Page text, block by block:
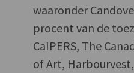
waaronder
procent van de
CaIPERS, The
of Art, Harbourvest,